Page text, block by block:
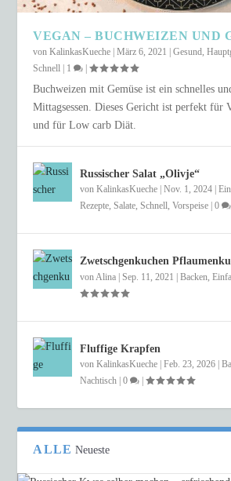
VEGAN – BUCHWEIZEN UND
vonKalinkasKueche |März 6, 2021 |Gesund ,
Schnell | 1 |
Buchweizen mit Gemüse ist ein schnelles
Mittagsessen. Dieses Gericht ist perfekt für
und für Low carb Diät.
Russischer Salat „Olivje“
vonKalinkasKueche |Nov. 1, 2024 |
Rezepte ,Salate ,Schnell ,Vorspeise |0
Zwetschgenkuchen
von Alina |Sep. 11, 2021 |Backen ,
Fluffige Krapfen
vonKalinkasKueche |Feb. 23, 2026 |
Nachtisch |0 |
ALLE Neueste